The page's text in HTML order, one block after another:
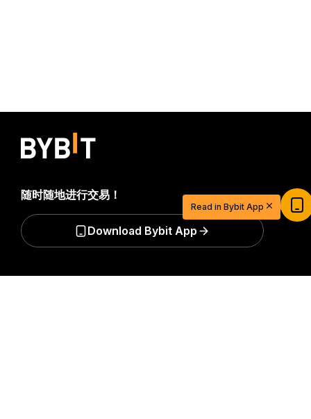
随时随地进行交易！
Download Bybit App
$20 USDT 助您从容开启交易之旅
立即参与
Read in Bybit App